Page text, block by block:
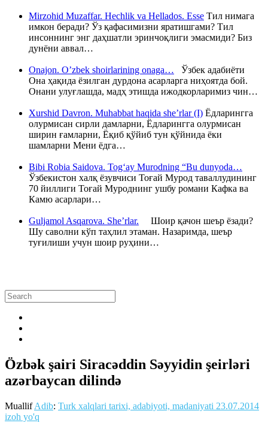
Mirzohid Muzaffar. Hechlik va Hellados. Esse Тил нимага
имкон беради? Ўз қафасимизни яратишгами? Тил
инсоннинг энг даҳшатли эринчоқлиги эмасмиди? Биз
дунёни аввал…
Onajon. O’zbek shoirlarining onaga… Ўзбек адабиёти
Она ҳақида ёзилган дурдона асарларга ниҳоятда бой.
Онани улуғлашда, мадҳ этишда ижодкорларимиз чин…
Xurshid Davron. Muhabbat haqida she’rlar (I) Ёдларингга
олурмисан сирли дамларни, Ёдларингга олурмисан
ширин ғамларни, Ёқиб қўйиб тун қўйнида ёки
шамларни Мени ёдга…
Bibi Robia Saidova. Tog‘ay Murodning “Bu dunyoda…
Ўзбекистон халқ ёзувчиси Тоғай Мурод таваллудининг
70 йиллиги Тоғай Муроднинг ушбу романи Кафка ва
Камю асарлари…
Guljamol Asqarova. She’rlar. Шоир қачон шеър ёзади?
Шу саволни кўп таҳлил этаман. Назаримда, шеър
туғилиши учун шоир руҳини…
Özbək şairi Siracəddin Səyyidin şeirləri
azərbaycan dilində
MuallifAdib: Turk xalqlari tarixi, adabiyoti, madaniyati 23.07.2014
izoh yo'q